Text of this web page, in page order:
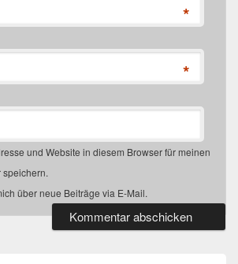
*
*
und Website in diesem Browser für meinen
speichern.
über neue Beiträge via E-Mail.